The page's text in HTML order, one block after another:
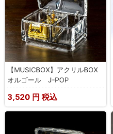
【MUSICBOX】アクリルBOX
オルゴール J-POP
3,520 円 税込